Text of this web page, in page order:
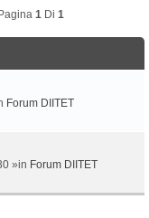
1 Di 1
Forum DIITET
»in Forum DIITET